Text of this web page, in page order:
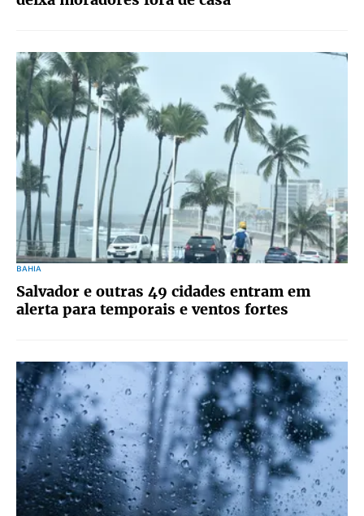
BAHIA
Salvador e outras 49 cidades entram em
alerta para temporais e ventos fortes